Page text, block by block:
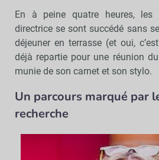
En à peine quatre heures,
directrice se sont succédé sans
déjeuner en terrasse (et oui,
déjà repartie pour une réunion
munie de son carnet et son stylo.
Un parcours marqué par
recherche